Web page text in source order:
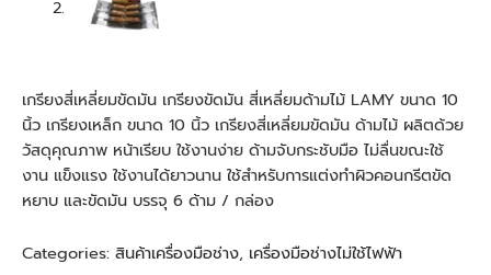
เกรียงสี่เหลี่ยมขัดมัน เกรียงขัดมัน สี่เหลี่ยมด้ามไม้ LAMY ขนาด 10
นิ้ว เกรียงเหล็ก ขนาด 10 นิ้ว เกรียงสี่เหลี่ยมขัดมัน ด้ามไม้ ผลิตด้วย
วัสดุคุณภาพ หน้าเรียบ ใช้งานง่าย ด้ามจับกระชับมือ ไม่ลื่นขณะใช้
งาน แข็งแรง ใช้งานได้ยาวนาน ใช้สำหรับการแต่งทำผิวคอนกรีตขัด
หยาบ และขัดมัน บรรจุ 6 ด้าม / กล่อง
Categories: สินค้าเครื่องมือช่าง, เครื่องมือช่างไม่ใช้ไฟฟ้า